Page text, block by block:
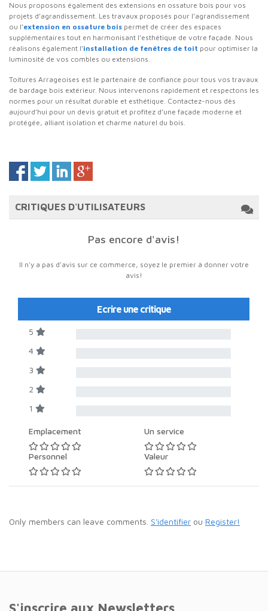
Nous proposons également des extensions en ossature bois pour vos
projets d’agrandissement. Les travaux proposés pour l’agrandissement
ou l’extension en ossature bois permet de créer des espaces
supplémentaires tout en harmonisant l’esthétique de votre façade. Nous
réalisons également l’installation de fenêtres de toit pour optimiser la
luminosité de vos combles ou extensions.
Toitures Arrageoises est le partenaire de confiance pour tous vos travaux
de bardage bois extérieur. Nous intervenons rapidement et respectons les
normes pour un résultat durable et esthétique. Contactez-nous dès
aujourd’hui pour un devis gratuit et profitez d’une façade moderne et
protégée, alliant isolation et charme naturel du bois.
CRITIQUES D'UTILISATEURS
Pas encore d'avis!
Il n'y a pas d'avis sur ce commerce, soyez le premier à donner votre
avis!
Ecrire une critique
5
4
3
2
1
Emplacement Un service
Personnel Valeur
Only members can leave comments. S'identifier ou Register!